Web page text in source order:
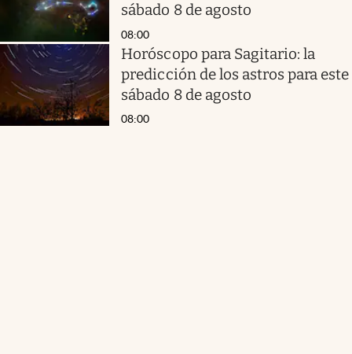
sábado 8 de agosto
08:00
Horóscopo para Sagitario: la
predicción de los astros para este
sábado 8 de agosto
08:00